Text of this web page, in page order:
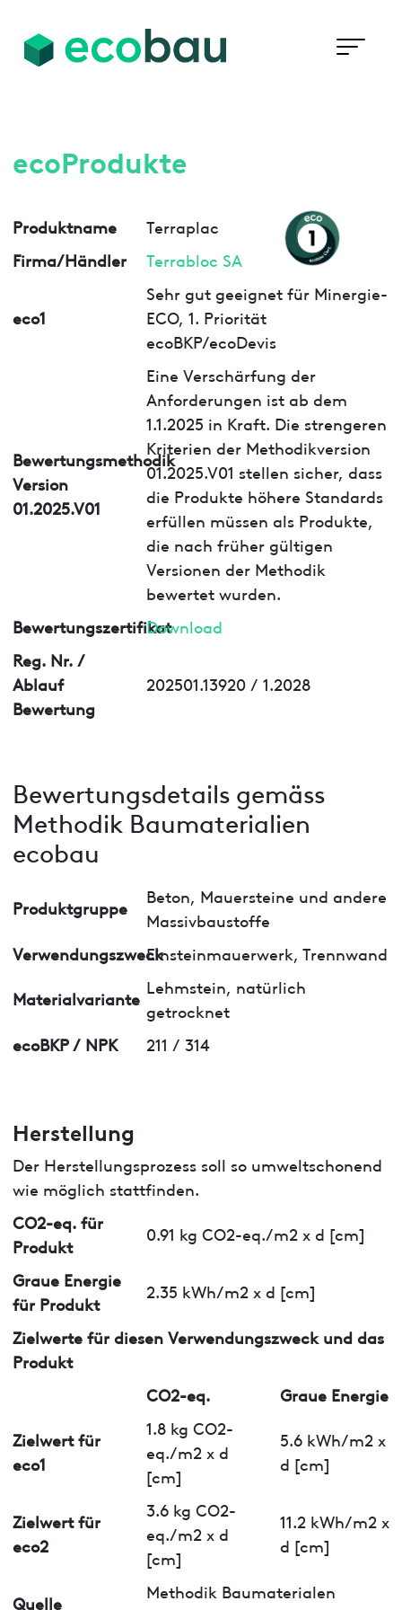
ecoProdukte
Produktname
Terraplac
Firma/Händler
Terrabloc SA
eco1
Sehr gut geeignet für Minergie-
ECO, 1. Priorität
ecoBKP/ecoDevis
Bewertungsmethodik
Version
01.2025.V01
Eine Verschärfung der
Anforderungen ist ab dem
1.1.2025 in Kraft. Die strengeren
Kriterien der Methodikversion
01.2025.V01 stellen sicher, dass
die Produkte höhere Standards
erfüllen müssen als Produkte,
die nach früher gültigen
Versionen der Methodik
bewertet wurden.
BewertungszertifikatDownload
Reg. Nr. /
Ablauf
Bewertung
202501.13920 / 1.2028
Bewertungsdetails gemäss
Methodik Baumaterialien
ecobau
Produktgruppe
Beton, Mauersteine und andere
Massivbaustoffe
VerwendungszweckEinsteinmauerwerk, Trennwand
Materialvariante
Lehmstein, natürlich
getrocknet
ecoBKP / NPK
211 / 314
Herstellung
Der Herstellungsprozess soll so umweltschonend
wie möglich stattfinden.
CO2-eq. für
Produkt
0.91 kg CO2-eq./m2 x d [cm]
Graue Energie
für Produkt
2.35 kWh/m2 x d [cm]
Zielwerte für diesen Verwendungszweck und das
Produkt
CO2-eq.
Graue Energie
Zielwert für
eco1
1.8 kg CO2-
eq./m2 x d
[cm]
5.6 kWh/m2 x
d [cm]
Zielwert für
eco2
3.6 kg CO2-
eq./m2 x d
[cm]
11.2 kWh/m2 x
d [cm]
Quelle
Methodik Baumaterialen